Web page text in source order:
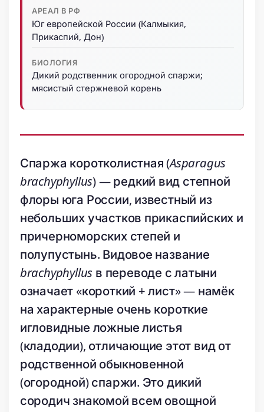
АРЕАЛ В РФ
Юг европейской России (Калмыкия,
Прикаспий, Дон)
БИОЛОГИЯ
Дикий родственник огородной спаржи;
мясистый стержневой корень
Спаржа коротколистная (Asparagus
brachyphyllus) — редкий вид степной
флоры юга России, известный из
небольших участков прикаспийских и
причерноморских степей и
полупустынь. Видовое название
brachyphyllus в переводе с латыни
означает «короткий + лист» — намёк
на характерные очень короткие
игловидные ложные листья
(кладодии), отличающие этот вид от
родственной обыкновенной
(огородной) спаржи. Это дикий
сородич знакомой всем овощной